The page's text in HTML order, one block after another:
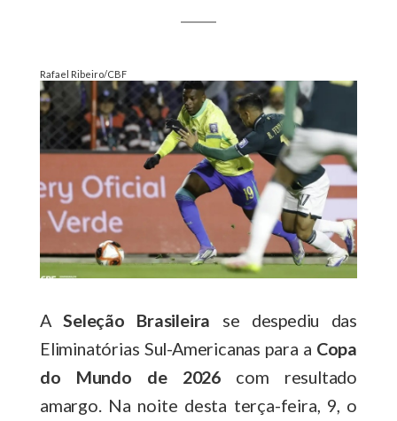
Rafael Ribeiro/CBF
ASeleção Brasileira se despediu das
Eliminatórias Sul-Americanas para a Copa
do Mundo de 2026 com resultado
amargo. Na noite desta terça-feira, 9, o